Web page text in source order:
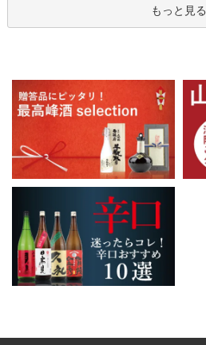
もっと見る